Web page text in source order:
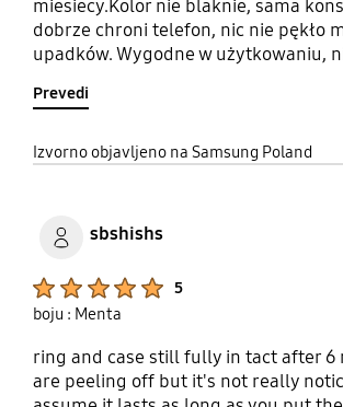
miesiecy.Kolor nie blaknie, sama
dobrze chroni telefon, nic nie pękło
upadków. Wygodne w użytkowaniu,
Prevedi
Izvorno objavljeno na Samsung Poland
sbshishs
5
boju : Menta
ring and case still fully in tact after 6
are peeling off but it's not really